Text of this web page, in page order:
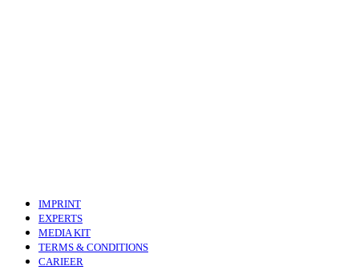
IMPRINT
EXPERTS
MEDIA KIT
TERMS & CONDITIONS
CARIEER